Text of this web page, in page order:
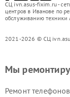
СЦ ivn.asus-fixim.ru -
центров в Иванове по
обслуживанию техники
2021-2026 © СЦ
Мы
Ремонт